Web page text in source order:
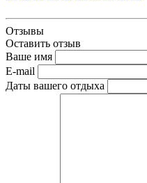
Отзывы
Оставить отзыв
Ваше имя
E-mail
Даты вашего отдыха